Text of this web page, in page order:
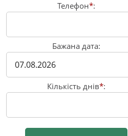
Телефон*:
Бажана дата:
Кількість днів*: